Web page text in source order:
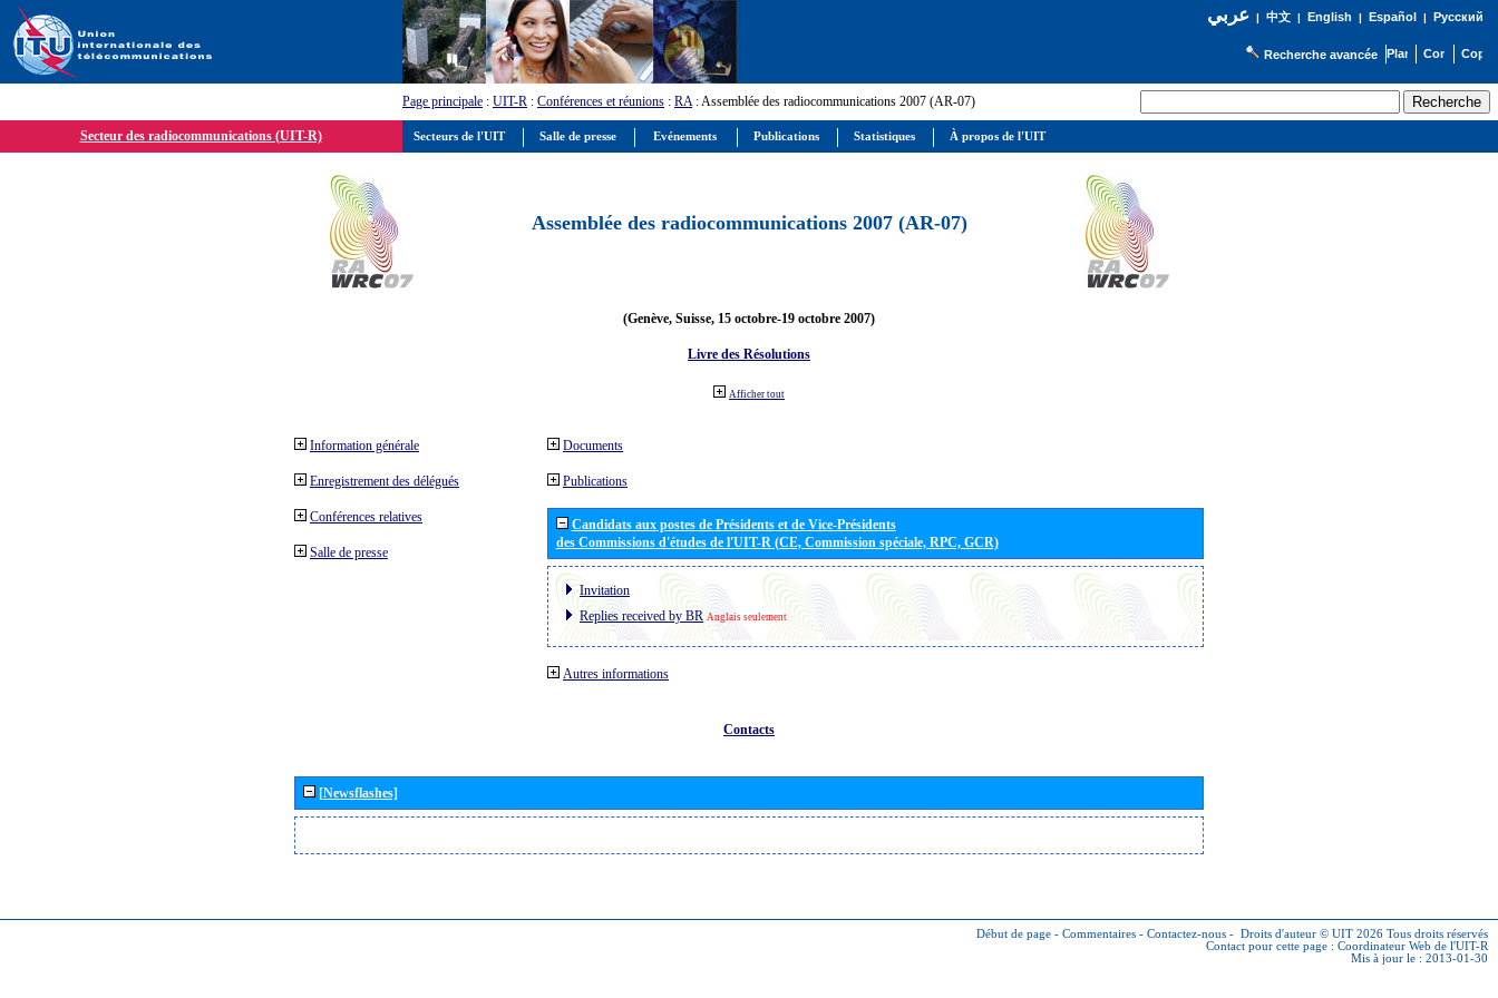
عربي| 中文| English | Español | Русский
Recherche avancée
Page principale : UIT-R : Conférences et réunions : RA: Assemblée des radiocommunications 2007 (AR-07)
Secteur des radiocommunications (UIT-R)
Assemblée des radiocommunications 2007 (AR-07)
(Genève, Suisse, 15 octobre-19 octobre 2007)
Livre des Résolutions
Afficher tout
Information générale
Enregistrement des délégués
Conférences relatives
Salle de presse
Documents
Publications
Candidats aux postes de Présidents et de Vice-Présidents
des Commissions d'études de l'UIT-R (CE, Commission spéciale, RPC, GCR)
Invitation
Replies received by BR Anglais seulement
Autres informations
Contacts
[Newsflashes]
Début de page - Commentaires - Contactez-nous - Droits d'auteur © UIT 2026 Tous droits réservés
Contact pour cette page : Coordinateur Web de l'UIT-R
Mis à jour le : 2013-01-30
Secteurs de l'UIT Salle de presse Evénements Publications Statistiques À propos de l'UIT